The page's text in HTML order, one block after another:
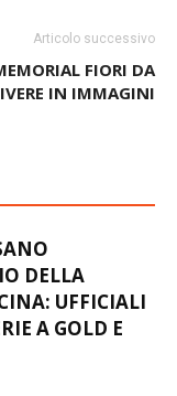
Articolo successivo
FIORI DA
IN IMMAGINI
DELLA
UFFICIALI
A GOLD E